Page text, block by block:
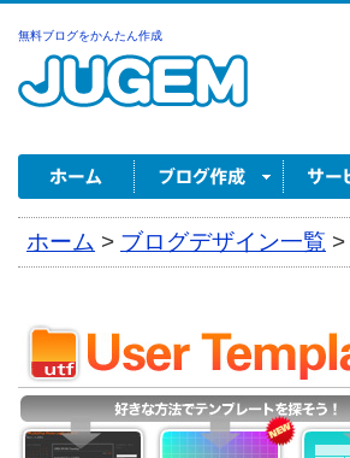
無料ブログをかんたん作成
ホーム > ブログデザイン一覧 >